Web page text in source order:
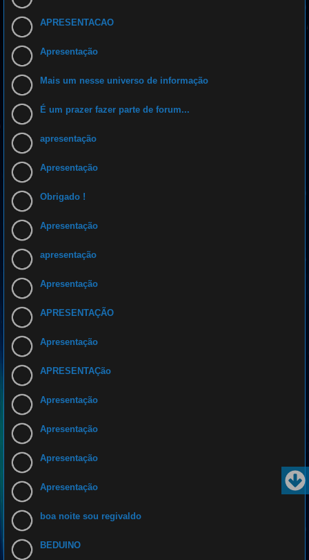
APRESENTACAO
Apresentação
Mais um nesse universo de informação
É um prazer fazer parte de forum...
apresentação
Apresentação
Obrigado !
Apresentação
apresentação
Apresentação
APRESENTAÇÃO
Apresentação
APRESENTAÇão
Apresentação
Apresentação
Apresentação
Apresentação
boa noite sou regivaldo
BEDUINO